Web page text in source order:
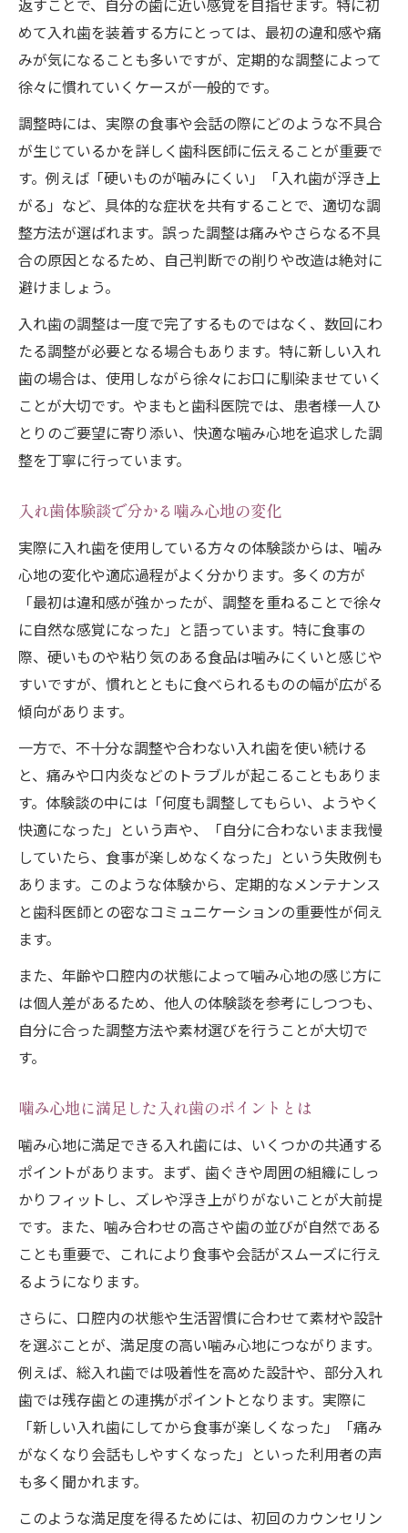
返すことで、自分の歯に近い感覚を目指せます。特に初
めて入れ歯を装着する方にとっては、最初の違和感や痛
みが気になることも多いですが、定期的な調整によって
徐々に慣れていくケースが一般的です。
調整時には、実際の食事や会話の際にどのような不具合
が生じているかを詳しく歯科医師に伝えることが重要で
す。例えば「硬いものが噛みにくい」「入れ歯が浮き上
がる」など、具体的な症状を共有することで、適切な調
整方法が選ばれます。誤った調整は痛みやさらなる不具
合の原因となるため、自己判断での削りや改造は絶対に
避けましょう。
入れ歯の調整は一度で完了するものではなく、数回にわ
たる調整が必要となる場合もあります。特に新しい入れ
歯の場合は、使用しながら徐々にお口に馴染ませていく
ことが大切です。やまもと歯科医院では、患者様一人ひ
とりのご要望に寄り添い、快適な噛み心地を追求した調
整を丁寧に行っています。
入れ歯体験談で分かる噛み心地の変化
実際に入れ歯を使用している方々の体験談からは、噛み
心地の変化や適応過程がよく分かります。多くの方が
「最初は違和感が強かったが、調整を重ねることで徐々
に自然な感覚になった」と語っています。特に食事の
際、硬いものや粘り気のある食品は噛みにくいと感じや
すいですが、慣れとともに食べられるものの幅が広がる
傾向があります。
一方で、不十分な調整や合わない入れ歯を使い続ける
と、痛みや口内炎などのトラブルが起こることもありま
す。体験談の中には「何度も調整してもらい、ようやく
快適になった」という声や、「自分に合わないまま我慢
していたら、食事が楽しめなくなった」という失敗例も
あります。このような体験から、定期的なメンテナンス
と歯科医師との密なコミュニケーションの重要性が伺え
ます。
また、年齢や口腔内の状態によって噛み心地の感じ方に
は個人差があるため、他人の体験談を参考にしつつも、
自分に合った調整方法や素材選びを行うことが大切で
す。
噛み心地に満足した入れ歯のポイントとは
噛み心地に満足できる入れ歯には、いくつかの共通する
ポイントがあります。まず、歯ぐきや周囲の組織にしっ
かりフィットし、ズレや浮き上がりがないことが大前提
です。また、噛み合わせの高さや歯の並びが自然である
ことも重要で、これにより食事や会話がスムーズに行え
るようになります。
さらに、口腔内の状態や生活習慣に合わせて素材や設計
を選ぶことが、満足度の高い噛み心地につながります。
例えば、総入れ歯では吸着性を高めた設計や、部分入れ
歯では残存歯との連携がポイントとなります。実際に
「新しい入れ歯にしてから食事が楽しくなった」「痛み
がなくなり会話もしやすくなった」といった利用者の声
も多く聞かれます。
このような満足度を得るためには、初回のカウンセリン